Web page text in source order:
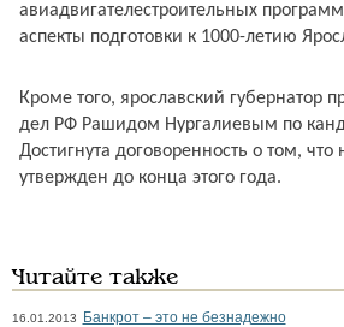
авиадвигателестроительных
аспекты подготовки к 1000-летию
Кроме того, ярославский губернатор
дел РФ Рашидом Нургалиевым по
Достигнута договоренность о том,
утвержден до конца этого года.
Читайте также
16.01.2013
Банкрот – это не безнадежно